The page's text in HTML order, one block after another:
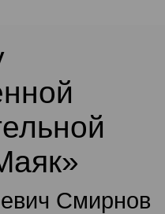
Смирнов